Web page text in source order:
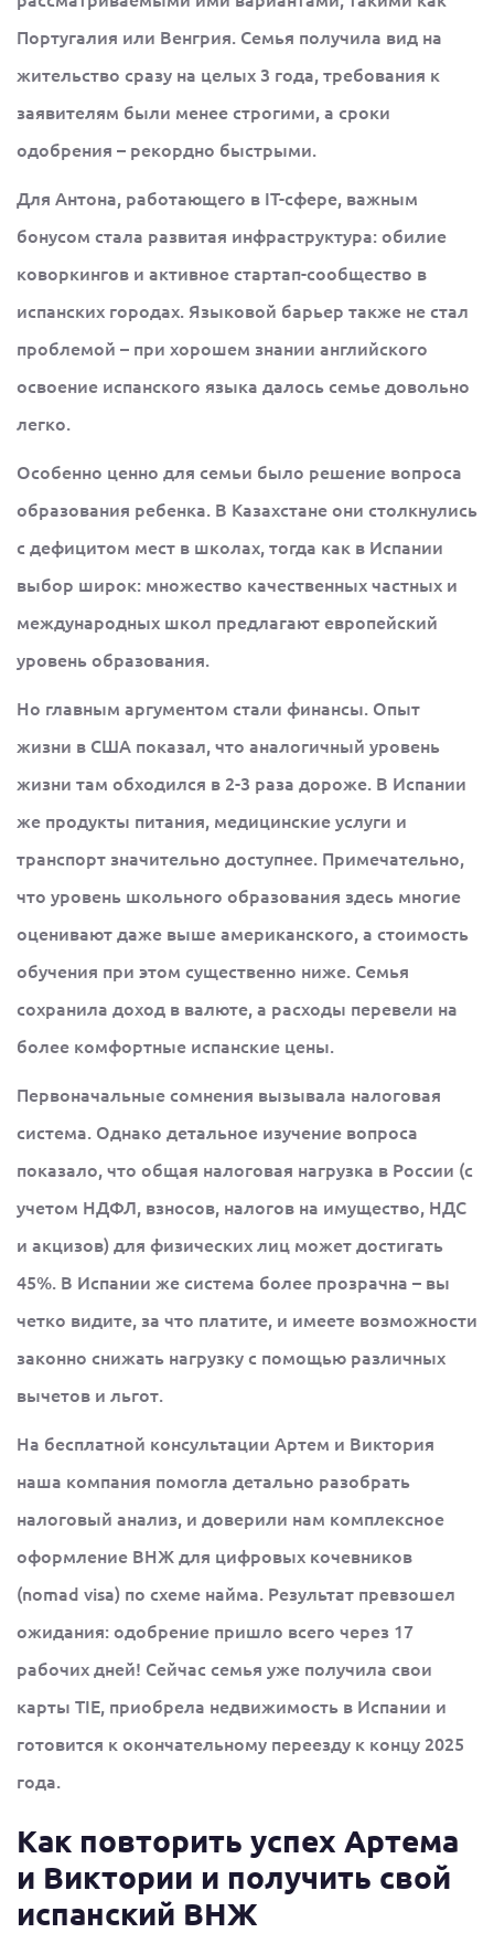
Португалия или Венгрия. Семья получила вид на
жительство сразу на целых 3 года, требования к
заявителям были менее строгими, а сроки
одобрения – рекордно быстрыми.
Для Антона, работающего в IT-сфере, важным
бонусом стала развитая инфраструктура: обилие
коворкингов и активное стартап-сообщество в
испанских городах. Языковой барьер также не стал
проблемой – при хорошем знании английского
освоение испанского языка далось семье довольно
легко.
Особенно ценно для семьи было решение вопроса
образования ребенка. В Казахстане они столкнулись
с дефицитом мест в школах, тогда как в Испании
выбор широк: множество качественных частных и
международных школ предлагают европейский
уровень образования.
Но главным аргументом стали финансы. Опыт
жизни в США показал, что аналогичный уровень
жизни там обходился в 2-3 раза дороже. В Испании
же продукты питания, медицинские услуги и
транспорт значительно доступнее. Примечательно,
что уровень школьного образования здесь многие
оценивают даже выше американского, а стоимость
обучения при этом существенно ниже. Семья
сохранила доход в валюте, а расходы перевели на
более комфортные испанские цены.
Первоначальные сомнения вызывала налоговая
система. Однако детальное изучение вопроса
показало, что общая налоговая нагрузка в России (с
учетом НДФЛ, взносов, налогов на имущество, НДС
и акцизов) для физических лиц может достигать
45%. В Испании же система более прозрачна – вы
четко видите, за что платите, и имеете возможности
законно снижать нагрузку с помощью различных
вычетов и льгот.
На бесплатной консультации Артем и Виктория
наша компания помогла детально разобрать
налоговый анализ, и доверили нам комплексное
оформление ВНЖ для цифровых кочевников
(nomad visa) по схеме найма. Результат превзошел
ожидания: одобрение пришло всего через 17
рабочих дней! Сейчас семья уже получила свои
карты TIE, приобрела недвижимость в Испании и
готовится к окончательному переезду к концу 2025
года.
Как повторить успех Артема
и Виктории и получить свой
испанский ВНЖ